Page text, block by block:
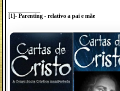
[1]- Parenting - relativo a pai e mãe